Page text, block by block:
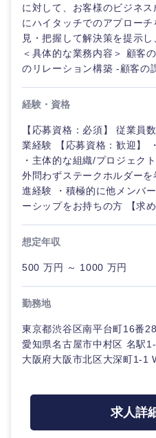
建設・施
工管理
事務職
その他
サービス
その他
新潟県
石川県
に対して、お客様のビジネ
にハイタッチでのアプロー
見・把握して解決策を提示
＜具体的な業務内容＞ 顧客
のリレーション構築 -顧客の
経験・資格
【応募資格：必須】 従業員
業経験 【応募資格：歓迎】
・主体的な組織/プロジェク
外問わずステークホルダー
進経験 ・積極的に他メンバ
ーシップをお持ちの方 【求
想定年収
500 万円 ～ 1000 万円
勤務地
東京都渋谷区南平台町16番
愛知県名古屋市中村区 名駅
大阪府大阪市北区大深町1-1
求人詳